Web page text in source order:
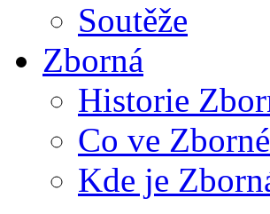
Soutěže
Zborná
Historie
Co ve Zborné
Kde je